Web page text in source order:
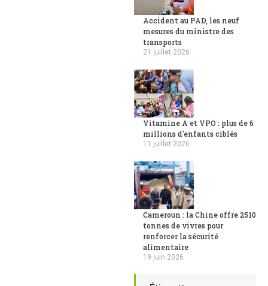
Accident au PAD, les neuf
mesures du ministre des
transports
21 juillet 2026
Vitamine A et VPO : plus de 6
millions d'enfants ciblés
11 juillet 2026
Cameroun : la Chine offre 2510
tonnes de vivres pour
renforcer la sécurité
alimentaire
19 juin 2026